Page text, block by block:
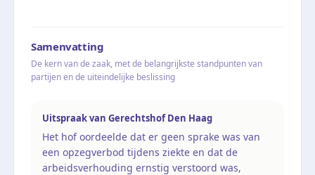
Samenvatting
De kern van de zaak, met de belangrijkste standpunten van
partijen en de uiteindelijke beslissing
Uitspraak van Gerechtshof Den Haag
Het hof oordeelde dat er geen sprake was van
een opzegverbod tijdens ziekte en dat de
arbeidsverhouding ernstig verstoord was,